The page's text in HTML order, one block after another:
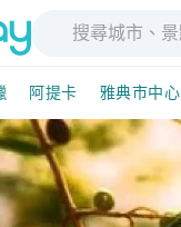
阿提卡 雅典市中心